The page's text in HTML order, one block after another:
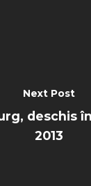
Next Post
deschis
2013